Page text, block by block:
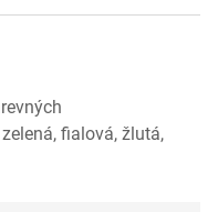
fialová, žlutá,